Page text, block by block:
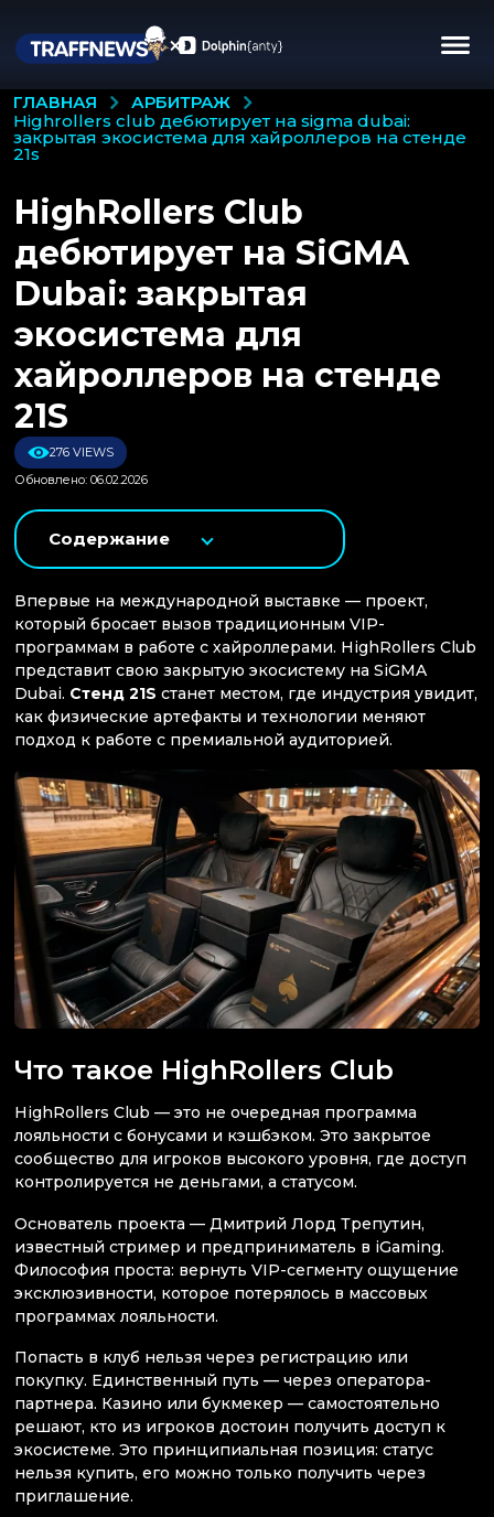
ГЛАВНАЯ
АРБИТРАЖ
highrollers club дебютирует на sigma dubai:
закрытая экосистема для хайроллеров на стенде
21s
HighRollers Club
дебютирует на SiGMA
Dubai: закрытая
экосистема для
хайроллеров на стенде
21S
276 VIEWS
Обновлено: 06.02.2026
Содержание
Впервые на международной выставке — проект,
который бросает вызов традиционным VIP-
программам в работе с хайроллерами. HighRollers Club
представит свою закрытую экосистему на SiGMA
Dubai. Стенд 21S станет местом, где индустрия увидит,
как физические артефакты и технологии меняют
подход к работе с премиальной аудиторией.
Что такое HighRollers Club
HighRollers Club — это не очередная программа
лояльности с бонусами и кэшбэком. Это закрытое
сообщество для игроков высокого уровня, где доступ
контролируется не деньгами, а статусом.
Основатель проекта — Дмитрий Лорд Трепутин,
известный стример и предприниматель в iGaming.
Философия проста: вернуть VIP-сегменту ощущение
эксклюзивности, которое потерялось в массовых
программах лояльности.
Попасть в клуб нельзя через регистрацию или
покупку. Единственный путь — через оператора-
партнера. Казино или букмекер — самостоятельно
решают, кто из игроков достоин получить доступ к
экосистеме. Это принципиальная позиция: статус
нельзя купить, его можно только получить через
приглашение.